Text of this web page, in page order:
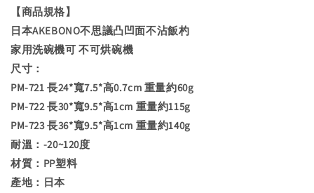
【商品規格】
日本AKEBONO不思議凸凹面不沾飯杓
家用洗碗機可 不可烘碗機
尺寸：
PM-721 長24*寬7.5*高0.7cm 重量約60g
PM-722 長30*寬9.5*高1cm 重量約115g
PM-723 長36*寬9.5*高1cm 重量約140g
耐溫：-20~120度
材質：PP塑料
產地：日本